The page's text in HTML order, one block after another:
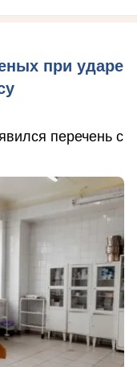
при ударе
перечень с